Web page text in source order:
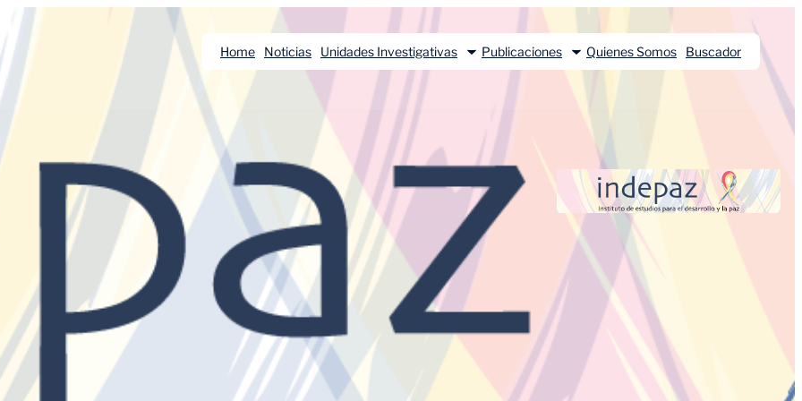
Home Noticias Unidades Investigativas Publicaciones Quienes Somos Buscador